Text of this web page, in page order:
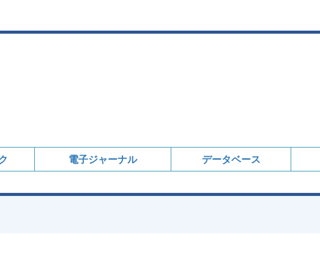
電子ジャーナル データベース